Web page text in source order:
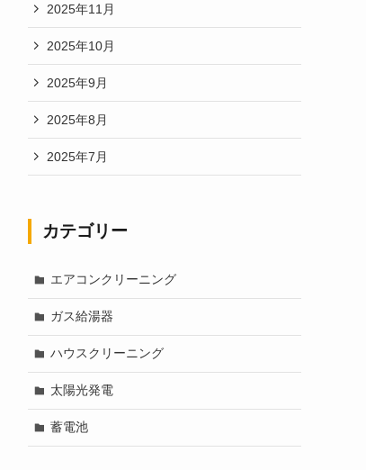
2025年11月
2025年10月
2025年9月
2025年8月
2025年7月
カテゴリー
エアコンクリーニング
ガス給湯器
ハウスクリーニング
太陽光発電
蓄電池